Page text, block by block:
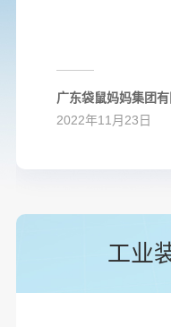
广东袋鼠妈妈集团有
2022年11月23日
工业